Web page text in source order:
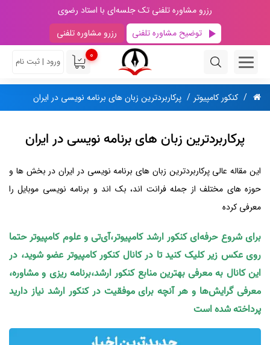
رزرو مشاوره تلفنی تک جلسه‌ای با استاد رضوی
توضیح مشاوره تلفنی
رزرو مشاوره تلفنی
0
ورود | ثبت نام
کنکور کامپیوتر پرکاربردترین زبان های برنامه نویسی در ایران
پرکاربردترین زبان های برنامه نویسی در ایران
این مقاله عالی پرکاربردترین زبان های برنامه نویسی در ایران در بخش ها و
حوزه های مختلف از جمله فرانت اند، بک اند و برنامه‌ نویسی موبایل را
معرفی کرده
برای شروع حرفه‌ای کنکور ارشد کامپیوتر،آی‌تی و علوم کامپیوتر حتما
روی عکس زیر کلیک کنید تا در کانال کنکور کامپیوتر عضو شوید، در
این کانال به معرفی بهترین منابع کنکور ارشد،برنامه ریزی و مشاوره،
معرفی گرایش‌ها و هر آنچه برای موفقیت در کنکور ارشد نیاز دارید
پرداخته شده است